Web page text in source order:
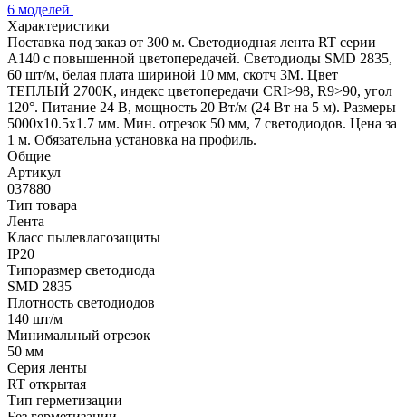
6 моделей
Характеристики
Поставка под заказ от 300 м. Светодиодная лента RT серии
A140 с повышенной цветопередачей. Светодиоды SMD 2835,
60 шт/м, белая плата шириной 10 мм, скотч 3М. Цвет
ТЕПЛЫЙ 2700K, индекс цветопередачи CRI>98, R9>90, угол
120°. Питание 24 В, мощность 20 Вт/м (24 Вт на 5 м). Размеры
5000х10.5х1.7 мм. Мин. отрезок 50 мм, 7 светодиодов. Цена за
1 м. Обязательна установка на профиль.
Общие
Артикул
037880
Тип товара
Лента
Класс пылевлагозащиты
IP20
Типоразмер светодиода
SMD 2835
Плотность светодиодов
140 шт/м
Минимальный отрезок
50 мм
Серия ленты
RT открытая
Тип герметизации